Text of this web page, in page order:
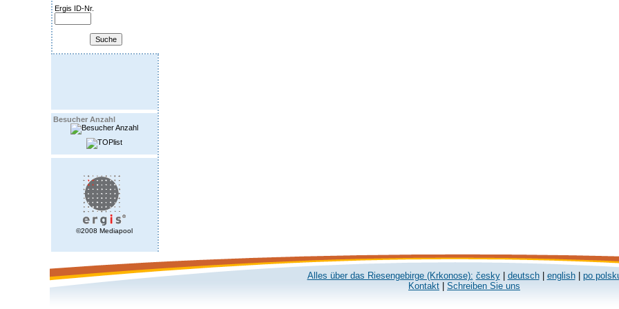
Ergis ID-Nr.
Besucher Anzahl
©2008 Mediapool
Alles über das Riesengebirge (Krkonose): česky| deutsch| english| po
Kontakt
Schreiben Sie uns